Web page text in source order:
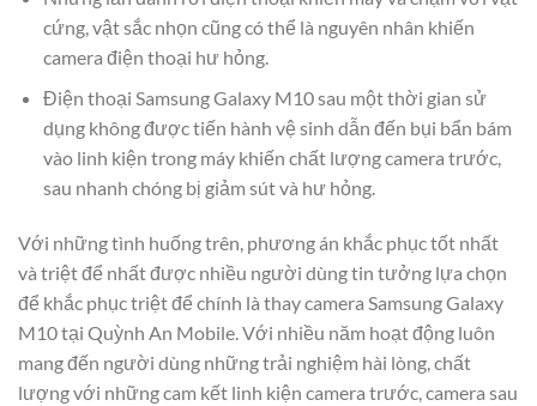
cứng, vật sắc nhọn cũng có thể là nguyên nhân khiến
camera điện thoại hư hỏng.
Điện thoại Samsung Galaxy M10 sau một thời gian sử
dụng không được tiến hành vệ sinh dẫn đến bụi bẩn bám
vào linh kiện trong máy khiến chất lượng camera trước,
sau nhanh chóng bị giảm sút và hư hỏng.
Với những tình huống trên, phương án khắc phục tốt nhất
và triệt để nhất được nhiều người dùng tin tưởng lựa chọn
để khắc phục triệt để chính là thay camera Samsung Galaxy
M10 tại Quỳnh An Mobile. Với nhiều năm hoạt động luôn
mang đến người dùng những trải nghiệm hài lòng, chất
lượng với những cam kết linh kiện camera trước, camera sau